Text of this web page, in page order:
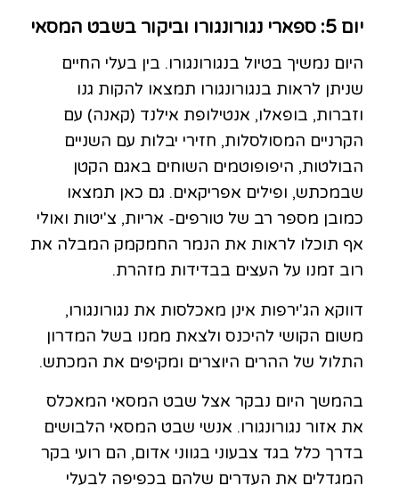
יום 5: ספארי נגורונגורו וביקור בשבט המסאי
היום נמשיך בטיול בנגורונגורו. בין בעלי החיים
שניתן לראות בנגורונגורו תמצאו להקות גנו
וזברות, בופאלו, אנטילופת אילנד (קאנה) עם
הקרניים המסולסלות, חזירי יבלות עם השניים
הבולטות, היפופוטמים השוחים באגם הקטן
שבמכתש, ופילים אפריקאים. גם כאן תמצאו
כמובן מספר רב של טורפים- אריות, צ'יטות ואולי
אף תוכלו לראות את הנמר החמקמק המבלה את
רוב זמנו על העצים בבדידות מזהרת.
דווקא הג'ירפות אינן מאכלסות את נגורונגורו,
משום הקושי להיכנס ולצאת ממנו בשל המדרון
התלול של ההרים היוצרים ומקיפים את המכתש.
בהמשך היום נבקר אצל שבט המסאי המאכלס
את אזור נגורונגורו. אנשי שבט המסאי הלבושים
בדרך כלל בגד צבעוני בגווני אדום, הם רועי בקר
המגדלים את העדרים שלהם בכפיפה לבעלי